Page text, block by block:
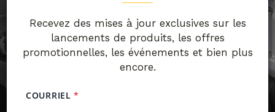
Recevez des mises à jour exclusives sur les
lancements de produits, les offres
promotionnelles, les événements et bien plus
encore.